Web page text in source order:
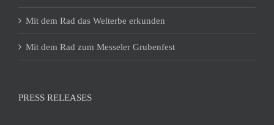
Mit dem Rad das Welterbe erkunden
Mit dem Rad zum Messeler Grubenfest
PRESS RELEASES